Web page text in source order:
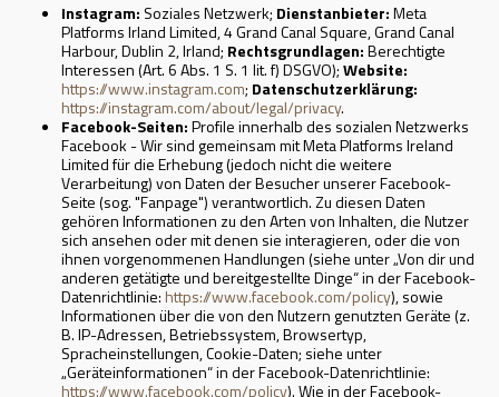
Instagram: Soziales Netzwerk; Dienstanbieter:Meta
Platforms Irland Limited, 4 Grand Canal Square, Grand Canal
Harbour, Dublin 2, Irland; Rechtsgrundlagen:Berechtigte
Interessen (Art. 6 Abs. 1 S. 1 lit. f) DSGVO);Website:
https://www.instagram.com; Datenschutzerklärung:
https://instagram.com/about/legal/privacy.
Facebook-Seiten:Profile innerhalb des sozialen Netzwerks
Facebook - Wir sind gemeinsam mit Meta Platforms Ireland
Limited für die Erhebung (jedoch nicht die weitere
Verarbeitung) von Daten der Besucher unserer Facebook-
Seite (sog. "Fanpage") verantwortlich. Zu diesen Daten
gehören Informationen zu den Arten von Inhalten, die Nutzer
sich ansehen oder mit denen sie interagieren, oder die von
ihnen vorgenommenen Handlungen (siehe unter „Von dir und
anderen getätigte und bereitgestellte Dinge“ in der Facebook-
Datenrichtlinie: https://www.facebook.com/policy), sowie
Informationen über die von den Nutzern genutzten Geräte (z.
B. IP-Adressen, Betriebssystem, Browsertyp,
Spracheinstellungen, Cookie-Daten; siehe unter
„Geräteinformationen“ in der Facebook-Datenrichtlinie:
https://www.facebook.com/policy). Wie in der Facebook-